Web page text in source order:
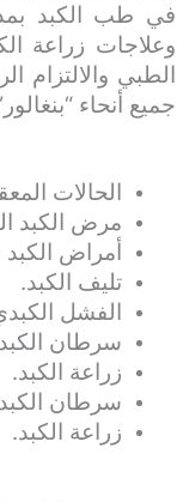
في طب الكبد
وعلاجات زراعة
الطبي والالتزام
جميع أنحاء
الحالات
مرض الكبد
أمراض
تليف الكبد.
الفشل
سرطان
زراعة الكبد.
سرطان
زراعة الكبد.